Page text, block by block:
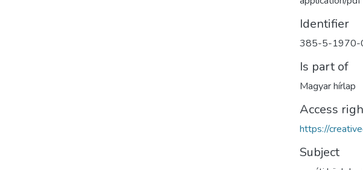
Identifier
385-5-1970-
Is part of
Magyar hírlap
Access
https://
Subject